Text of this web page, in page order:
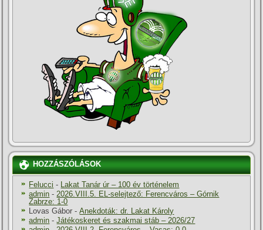
HOZZÁSZÓLÁSOK
Felucci -
Lakat Tanár úr – 100 év történelem
admin - 2026.VIII.5. EL-selejtező: Ferencváros – Górnik
Zabrze: 1-0
Lovas Gábor -Anekdoták: dr. Lakat Károly
admin -Játékoskeret és szakmai stáb – 2026/27